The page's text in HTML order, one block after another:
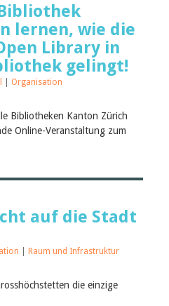
lernen, wie die
Library in
gelingt!
Organisation
Bibliotheken Kanton Zürich
Online-Veranstaltung zum
auf die Stadt
Raum und Infrastruktur
die einzige